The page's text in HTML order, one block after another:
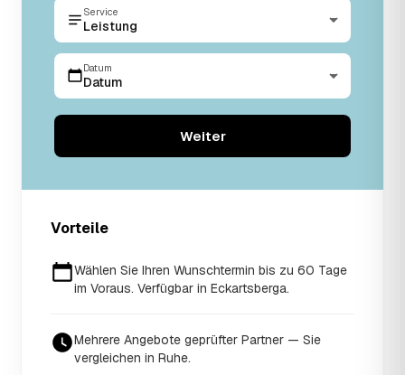
Service
Leistung
Datum
Datum
Weiter
Vorteile
Wählen Sie Ihren Wunschtermin bis zu 60 Tage
im Voraus. Verfügbar in Eckartsberga.
Mehrere Angebote geprüfter Partner — Sie
vergleichen in Ruhe.